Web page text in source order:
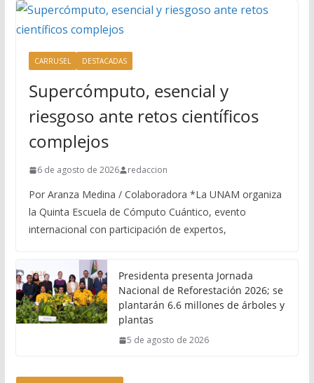
CARRUSEL DESTACADAS
Supercómputo, esencial y
riesgoso ante retos científicos
complejos
6 de agosto de 2026 redaccion
Por Aranza Medina / Colaboradora *La UNAM organiza
la Quinta Escuela de Cómputo Cuántico, evento
internacional con participación de expertos,
Presidenta presenta Jornada
Nacional de Reforestación 2026; se
plantarán 6.6 millones de árboles y
plantas
5 de agosto de 2026